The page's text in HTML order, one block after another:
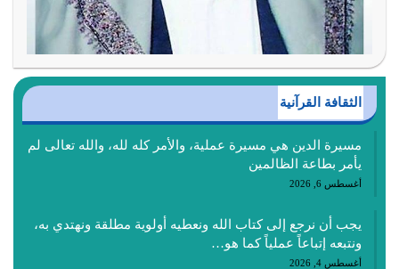
الثقافة القرآنية
مسيرة الدين هي مسيرة عملية، والأمر كله لله، والله تعالى لم
يأمر بطاعة الظالمين
أغسطس 6, 2026
يجب أن نرجع إلى كتاب الله ونعطيه أولوية مطلقة ونهتدي به،
ونتبعه إتباعاً عملياً كما هو…
أغسطس 4, 2026